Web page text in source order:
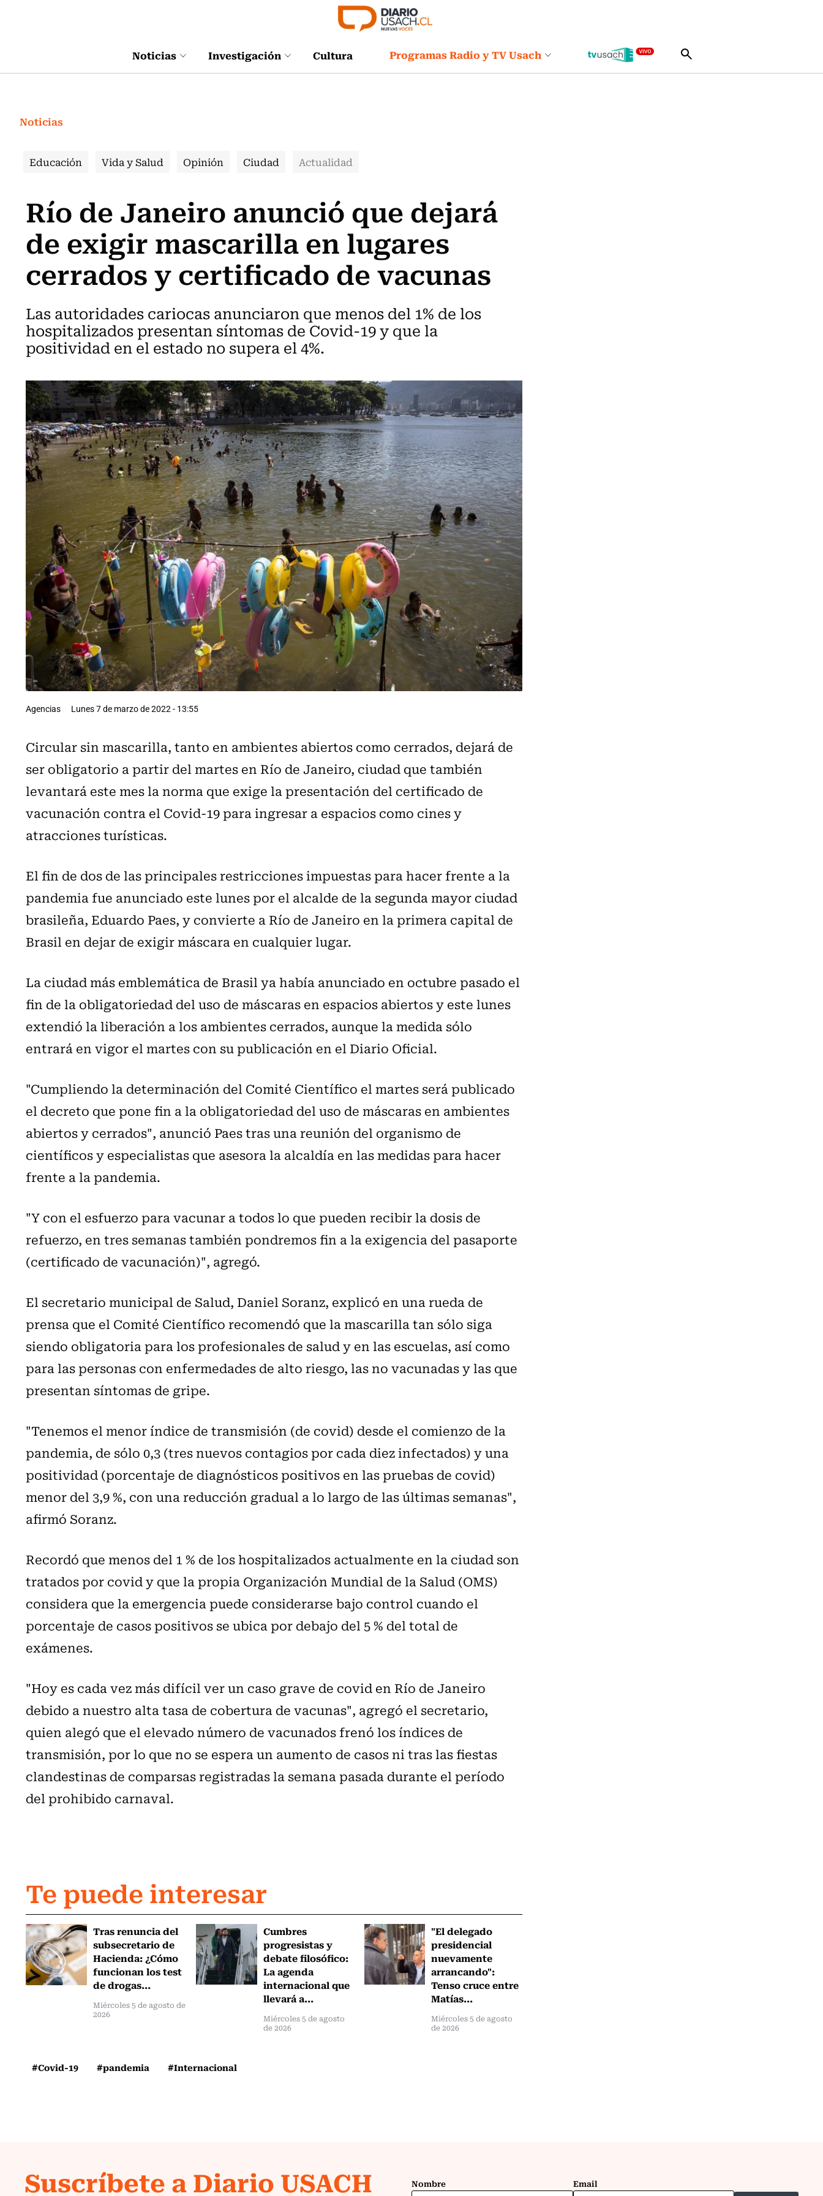
Noticias Investigación Cultura Programas Radio y TV Usach
Noticias
Educación Vida y Salud Opinión Ciudad Actualidad
Río de Janeiro anunció que dejará
de exigir mascarilla en lugares
cerrados y certificado de vacunas
Las autoridades cariocas anunciaron que menos del 1% de los
hospitalizados presentan síntomas de Covid-19 y que la
positividad en el estado no supera el 4%.
Agencias Lunes 7 de marzo de 2022 - 13:55
Circular sin mascarilla, tanto en ambientes abiertos como cerrados, dejará de
ser obligatorio a partir del martes en Río de Janeiro, ciudad que también
levantará este mes la norma que exige la presentación del certificado de
vacunación contra el Covid-19 para ingresar a espacios como cines y
atracciones turísticas.
El fin de dos de las principales restricciones impuestas para hacer frente a la
pandemia fue anunciado este lunes por el alcalde de la segunda mayor ciudad
brasileña, Eduardo Paes, y convierte a Río de Janeiro en la primera capital de
Brasil en dejar de exigir máscara en cualquier lugar.
La ciudad más emblemática de Brasil ya había anunciado en octubre pasado el
fin de la obligatoriedad del uso de máscaras en espacios abiertos y este lunes
extendió la liberación a los ambientes cerrados, aunque la medida sólo
entrará en vigor el martes con su publicación en el Diario Oficial.
"Cumpliendo la determinación del Comité Científico el martes será publicado
el decreto que pone fin a la obligatoriedad del uso de máscaras en ambientes
abiertos y cerrados", anunció Paes tras una reunión del organismo de
científicos y especialistas que asesora la alcaldía en las medidas para hacer
frente a la pandemia.
"Y con el esfuerzo para vacunar a todos lo que pueden recibir la dosis de
refuerzo, en tres semanas también pondremos fin a la exigencia del pasaporte
(certificado de vacunación)", agregó.
El secretario municipal de Salud, Daniel Soranz, explicó en una rueda de
prensa que el Comité Científico recomendó que la mascarilla tan sólo siga
siendo obligatoria para los profesionales de salud y en las escuelas, así como
para las personas con enfermedades de alto riesgo, las no vacunadas y las que
presentan síntomas de gripe.
"Tenemos el menor índice de transmisión (de covid) desde el comienzo de la
pandemia, de sólo 0,3 (tres nuevos contagios por cada diez infectados) y una
positividad (porcentaje de diagnósticos positivos en las pruebas de covid)
menor del 3,9 %, con una reducción gradual a lo largo de las últimas semanas",
afirmó Soranz.
Recordó que menos del 1 % de los hospitalizados actualmente en la ciudad son
tratados por covid y que la propia Organización Mundial de la Salud (OMS)
considera que la emergencia puede considerarse bajo control cuando el
porcentaje de casos positivos se ubica por debajo del 5 % del total de
exámenes.
"Hoy es cada vez más difícil ver un caso grave de covid en Río de Janeiro
debido a nuestro alta tasa de cobertura de vacunas", agregó el secretario,
quien alegó que el elevado número de vacunados frenó los índices de
transmisión, por lo que no se espera un aumento de casos ni tras las fiestas
clandestinas de comparsas registradas la semana pasada durante el período
del prohibido carnaval.
Te puede interesar
Tras renuncia del
subsecretario de
Hacienda: ¿Cómo
funcionan los test
de drogas...
Miércoles 5 de agosto de
2026
Cumbres
progresistas y
debate filosófico:
La agenda
internacional que
llevará a...
Miércoles 5 de agosto
de 2026
"El delegado
presidencial
nuevamente
arrancando":
Tenso cruce entre
Matías...
Miércoles 5 de agosto
de 2026
#Covid-19 #pandemia #Internacional